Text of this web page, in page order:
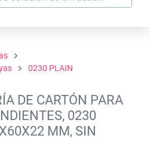
0230 PLAIN
DE CARTÓN PARA
0230
MM, SIN